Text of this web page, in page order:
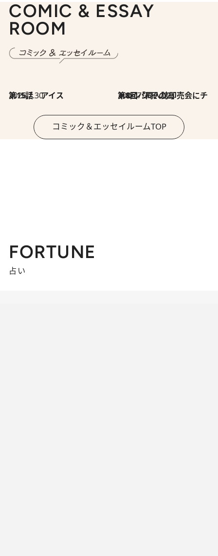
COMIC & ESSAY
ROOM
2026.7.30
第15話 アイス 2026.7.30
第8回「同人誌即売会にチャレンジ その2」
コミック＆エッセイルームTOP
FORTUNE
占い